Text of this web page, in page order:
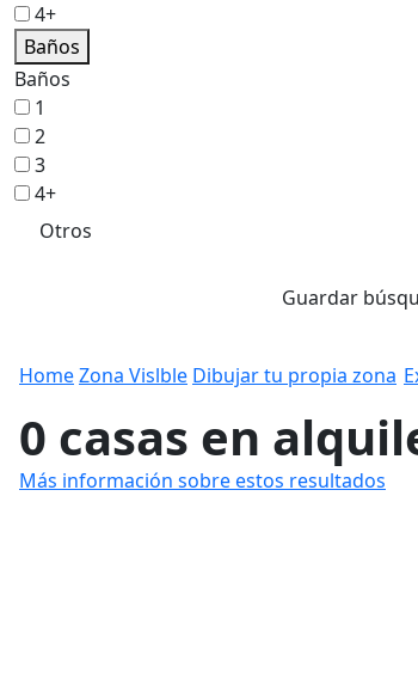
4+
Baños
Baños
1
2
3
4+
Otros
Guardar
HomeZona Vislble Dibujar tu propia zona
0 casas en
Más información sobre estos resultados